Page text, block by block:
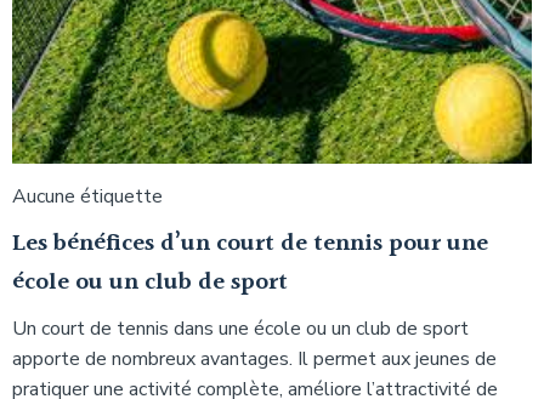
Aucune étiquette
Les bénéfices d’un court de tennis pour une
école ou un club de sport
Un court de tennis dans une école ou un club de sport
apporte de nombreux avantages. Il permet aux jeunes de
pratiquer une activité complète, améliore l’attractivité de